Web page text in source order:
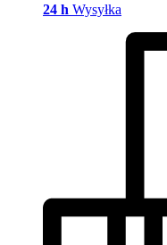
24 h Wysyłka